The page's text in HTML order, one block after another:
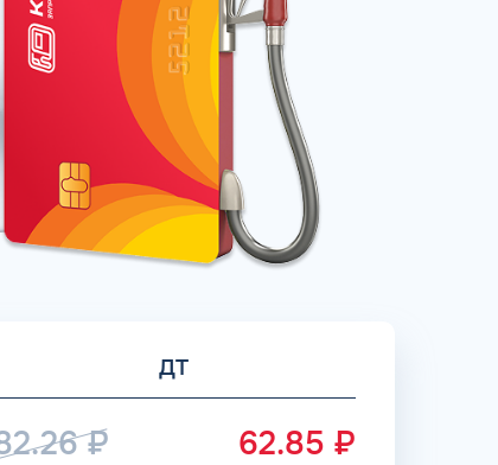
ДТ
₽ 62.85 ₽
ДО